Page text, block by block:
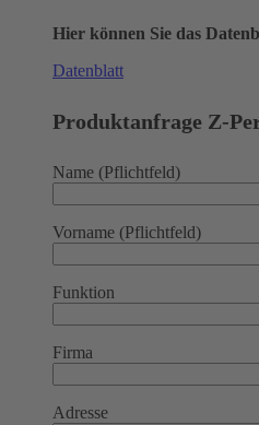
Hier können Sie das
Datenblatt
Produktanfrage Z-
Name (Pflichtfeld)
Vorname (Pflichtfeld)
Funktion
Firma
Adresse